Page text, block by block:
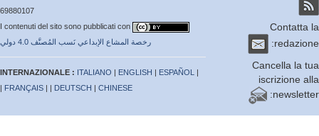
69880107
I contenuti del sito sono pubblicati con
رخصة المشاع الإبداعي نَسب المُصنَّف 4.0 دولي
INTERNAZIONALE :ITALIANO|ENGLISH|ESPAÑOL
FRANÇAIS | |DEUTSCH|CHINESE
|
Cancella la
iscrizione